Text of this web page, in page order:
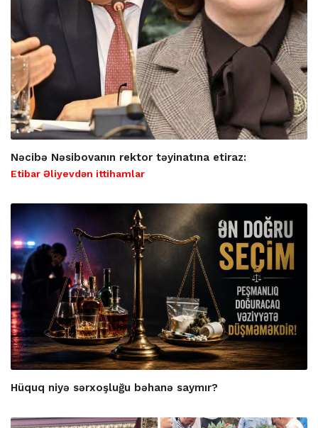
Nəcibə Nəsibovanın rektor təyinatına etiraz:
Etibar Əliyevdən ittihamlar
Hüquq niyə sərxoşluğu bəhanə saymır?